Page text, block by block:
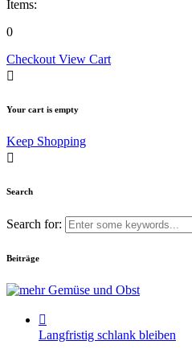
Items:
0
Checkout View Cart
Your cart is empty
Keep Shopping
Search
Search for:
Beiträge
Langfristig schlank bleiben